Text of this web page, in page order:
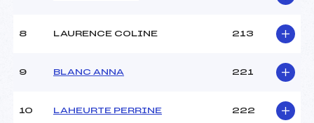
8 LAURENCE COLINE 213
9 BLANC ANNA 221
10 LAHEURTE PERRINE 222